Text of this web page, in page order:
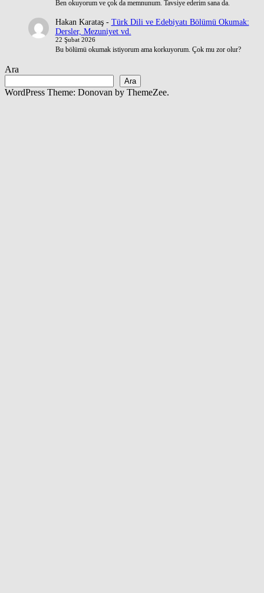
Ben okuyorum ve çok da memnunum. Tavsiye ederim sana da.
Hakan Karataş- Türk Dili ve Edebiyatı Bölümü Okumak:
Dersler, Mezuniyet vd.
22 Şubat 2026
Bu bölümü okumak istiyorum ama korkuyorum. Çok mu zor olur?
Ara
Ara
WordPress Theme: Donovan by ThemeZee.